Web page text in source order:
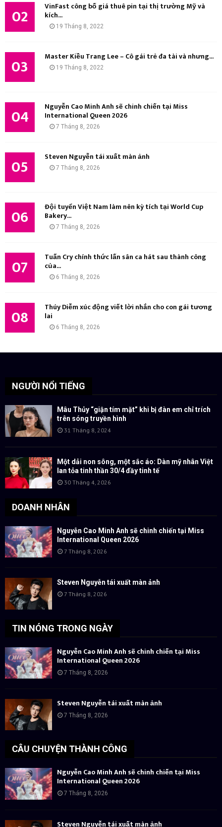
02 VinFast công bố giá thuê pin tại thị trường Mỹ và
kích...
19 Tháng 8, 2022
03 Master Kiều Trang Lee – Cô gái trẻ đa tài và nhưng...
19 Tháng 8, 2022
04 Nguyễn Cao Minh Anh sẽ chinh chiến tại Miss
International Queen 2026
7 Tháng 8, 2026
05 Steven Nguyễn tái xuất màn ảnh
7 Tháng 8, 2026
06 Đội tuyển Việt Nam làm nên kỳ tích tại World Cup
Bakery...
7 Tháng 8, 2026
07 Tuấn Cry chính thức lấn sân ca hát sau thành công
của...
6 Tháng 8, 2026
08 Thúy Diễm xúc động viết lời nhắn cho con gái tương
lai
6 Tháng 8, 2026
NGƯỜI NỔI TIẾNG
Mâu Thủy “giận tím mặt” khi bị đàn em chỉ trích
trên sóng truyền hình
31 Tháng 8, 2024
Một dải non sông, một sắc áo: Dàn mỹ nhân Việt
lan tỏa tinh thần 30/4 đầy tinh tế
30 Tháng 4, 2026
DOANH NHÂN
Nguyễn Cao Minh Anh sẽ chinh chiến tại Miss
International Queen 2026
7 Tháng 8, 2026
Steven Nguyễn tái xuất màn ảnh
7 Tháng 8, 2026
TIN NÓNG TRONG NGÀY
Nguyễn Cao Minh Anh sẽ chinh chiến tại Miss
International Queen 2026
7 Tháng 8, 2026
Steven Nguyễn tái xuất màn ảnh
7 Tháng 8, 2026
CÂU CHUYỆN THÀNH CÔNG
Nguyễn Cao Minh Anh sẽ chinh chiến tại Miss
International Queen 2026
7 Tháng 8, 2026
Steven Nguyễn tái xuất màn ảnh